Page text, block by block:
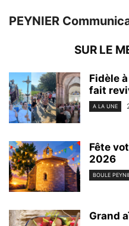
PEYNIER
SUR LE
Fidèle
fait
A LA UNE
Fête
2026
BOULE
Grand